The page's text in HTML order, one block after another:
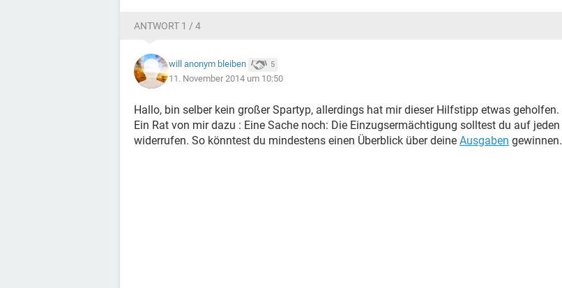
ANTWORT 1 / 4
will anonym bleiben 5
11. November 2014 um 10:50
Hallo, bin selber kein großer Spartyp, allerdings hat mir dieser Hilfstipp etwas geholfen.
Ein Rat von mir dazu : Eine Sache noch: Die Einzugsermächtigung solltest du auf jeden
widerrufen. So könntest du mindestens einen Überblick über deine Ausgaben gewinnen.